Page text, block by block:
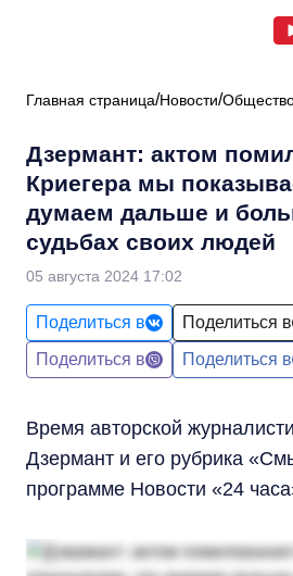
Главная страница Новости
Дзермант: актом
Криегера мы
думаем дальше и
судьбах своих людей
05 августа 2024 17:02
Поделиться в
Поделиться в
Поделиться в
Поделиться в
Время авторской
Дзермант и его рубрика
программе Новости «24